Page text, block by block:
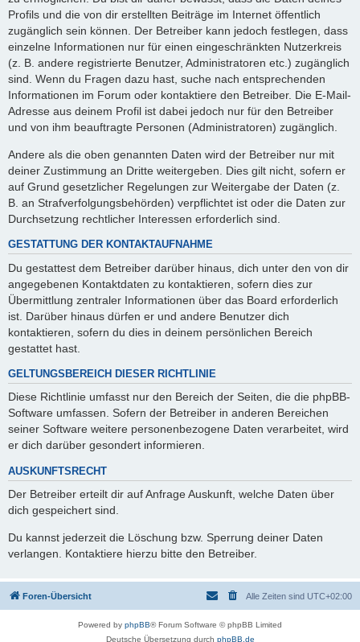
Profils und die von dir erstellten Beiträge im Internet öffentlich
zugänglich sein können. Der Betreiber kann jedoch festlegen, dass
einzelne Informationen nur für einen eingeschränkten Nutzerkreis
(z. B. andere registrierte Benutzer, Administratoren etc.) zugänglich
sind. Wenn du Fragen dazu hast, suche nach entsprechenden
Informationen im Forum oder kontaktiere den Betreiber. Die E-Mail-
Adresse aus deinem Profil ist dabei jedoch nur für den Betreiber
und von ihm beauftragte Personen (Administratoren) zugänglich.
Andere als die oben genannten Daten wird der Betreiber nur mit
deiner Zustimmung an Dritte weitergeben. Dies gilt nicht, sofern er
auf Grund gesetzlicher Regelungen zur Weitergabe der Daten (z.
B. an Strafverfolgungsbehörden) verpflichtet ist oder die Daten zur
Durchsetzung rechtlicher Interessen erforderlich sind.
GESTATTUNG DER KONTAKTAUFNAHME
Du gestattest dem Betreiber darüber hinaus, dich unter den von dir
angegebenen Kontaktdaten zu kontaktieren, sofern dies zur
Übermittlung zentraler Informationen über das Board erforderlich
ist. Darüber hinaus dürfen er und andere Benutzer dich
kontaktieren, sofern du dies in deinem persönlichen Bereich
gestattet hast.
GELTUNGSBEREICH DIESER RICHTLINIE
Diese Richtlinie umfasst nur den Bereich der Seiten, die die phpBB-
Software umfassen. Sofern der Betreiber in anderen Bereichen
seiner Software weitere personenbezogene Daten verarbeitet, wird
er dich darüber gesondert informieren.
AUSKUNFTSRECHT
Der Betreiber erteilt dir auf Anfrage Auskunft, welche Daten über
dich gespeichert sind.
Du kannst jederzeit die Löschung bzw. Sperrung deiner Daten
verlangen. Kontaktiere hierzu bitte den Betreiber.
Foren-Übersicht Alle Zeiten sind UTC+02:00
Powered by phpBB® Forum Software © phpBB Limited
Deutsche Übersetzung durch phpBB.de